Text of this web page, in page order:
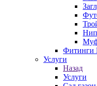
Фитинги
Услуги
Назад
Услуги